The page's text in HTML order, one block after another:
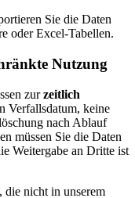
Sie die Daten
oder Excel-Tabellen.
Nutzung
zur zeitlich
Verfallsdatum, keine
nach Ablauf
müssen Sie die Daten
Weitergabe an Dritte ist
die nicht in unserem